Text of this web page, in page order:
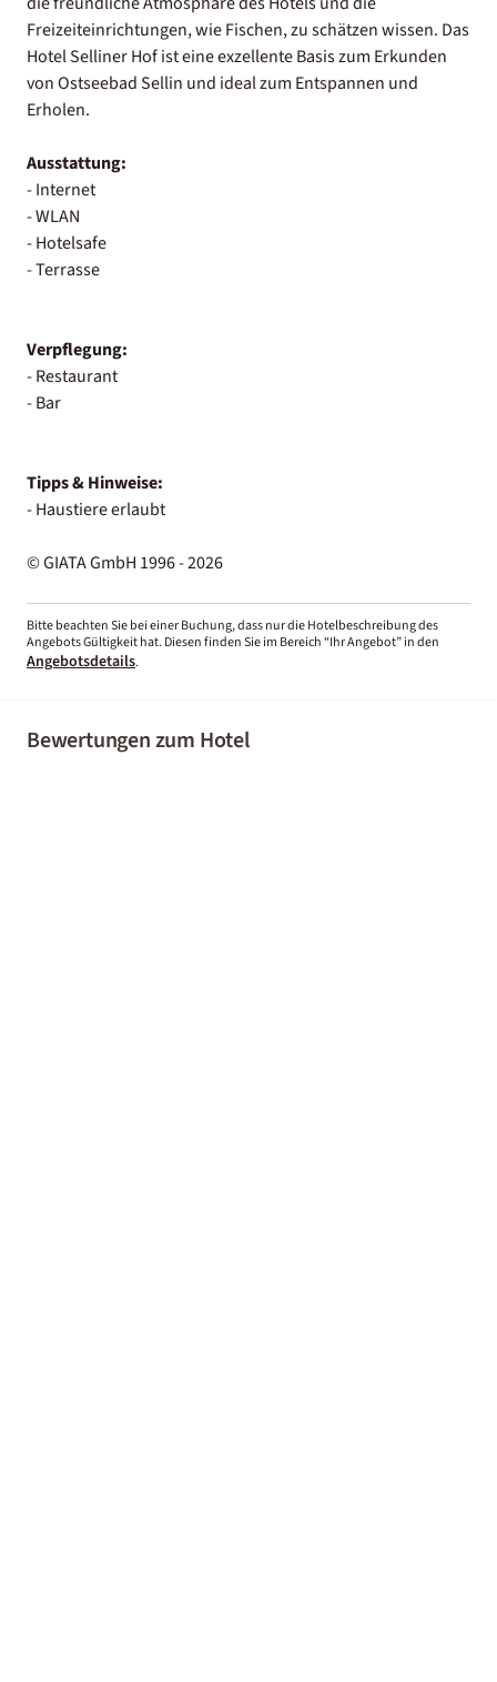
Freizeiteinrichtungen, wie Fischen, zu schätzen wissen. Das
Hotel Selliner Hof ist eine exzellente Basis zum Erkunden
von Ostseebad Sellin und ideal zum Entspannen und
Erholen.
Ausstattung:
- Internet
- WLAN
- Hotelsafe
- Terrasse
Verpflegung:
- Restaurant
- Bar
Tipps & Hinweise:
- Haustiere erlaubt
© GIATA GmbH 1996 - 2026
Bitte beachten Sie bei einer Buchung, dass nur die Hotelbeschreibung des
Angebots Gültigkeit hat. Diesen finden Sie im Bereich “Ihr Angebot” in den
Angebotsdetails.
Bewertungen zum Hotel